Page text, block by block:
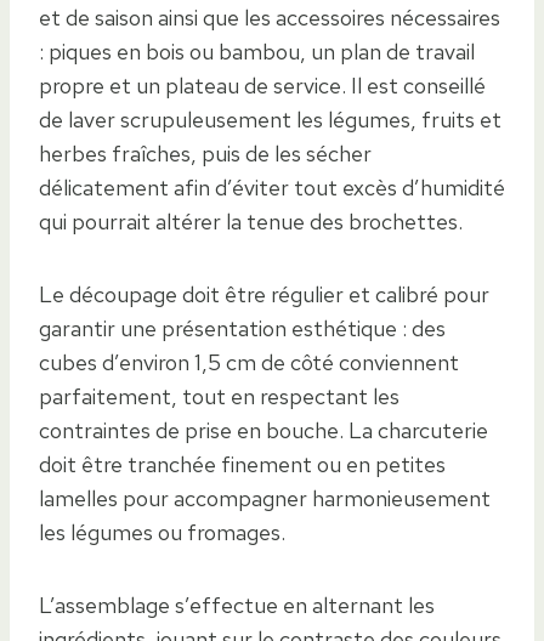
et de saison ainsi que les accessoires nécessaires
: piques en bois ou bambou, un plan de travail
propre et un plateau de service. Il est conseillé
de laver scrupuleusement les légumes, fruits et
herbes fraîches, puis de les sécher
délicatement afin d’éviter tout excès d’humidité
qui pourrait altérer la tenue des brochettes.
Le découpage doit être régulier et calibré pour
garantir une présentation esthétique : des
cubes d’environ 1,5 cm de côté conviennent
parfaitement, tout en respectant les
contraintes de prise en bouche. La charcuterie
doit être tranchée finement ou en petites
lamelles pour accompagner harmonieusement
les légumes ou fromages.
L’assemblage s’effectue en alternant les